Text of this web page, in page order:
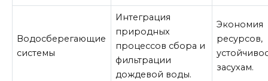
Водосберегающие
системы
Интеграция
природных
процессов сбора и
фильтрации
дождевой воды.
Экономия
ресурсов,
засухам.